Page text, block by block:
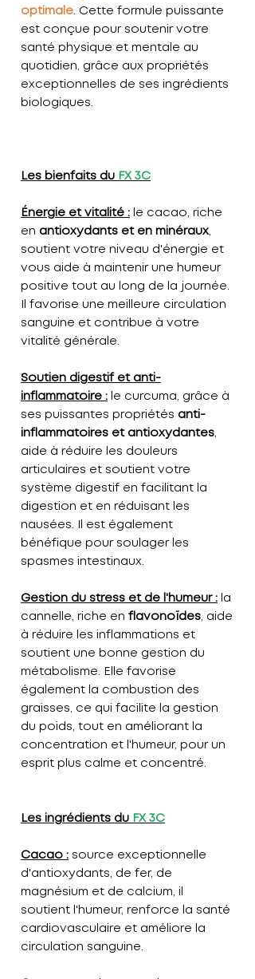
optimale. Cette formule puissante
est conçue pour soutenir votre
santé physique et mentale au
quotidien, grâce aux propriétés
exceptionnelles de ses ingrédients
biologiques.
Les bienfaits du FX 3C
Énergie et vitalité : le cacao, riche
en antioxydants et en minéraux,
soutient votre niveau d'énergie et
vous aide à maintenir une humeur
positive tout au long de la journée.
Il favorise une meilleure circulation
sanguine et contribue à votre
vitalité générale.
Soutien digestif et anti-
inflammatoire : le curcuma, grâce à
ses puissantes propriétés anti-
inflammatoires et antioxydantes,
aide à réduire les douleurs
articulaires et soutient votre
système digestif en facilitant la
digestion et en réduisant les
nausées. Il est également
bénéfique pour soulager les
spasmes intestinaux.
Gestion du stress et de l'humeur : la
cannelle, riche en flavonoïdes, aide
à réduire les inflammations et
soutient une bonne gestion du
métabolisme. Elle favorise
également la combustion des
graisses, ce qui facilite la gestion
du poids, tout en améliorant la
concentration et l'humeur, pour un
esprit plus calme et concentré.
Les ingrédients du FX 3C
Cacao : source exceptionnelle
d'antioxydants, de fer, de
magnésium et de calcium, il
soutient l'humeur, renforce la santé
cardiovasculaire et améliore la
circulation sanguine.